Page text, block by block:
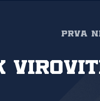
PRVA